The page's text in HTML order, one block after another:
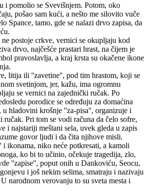
i pomolio se Svevišnjem. Potom, oko
pošao sam kući, a nešto me silovito vuče
Spance, tamo, gde se nalazi drvo zapisa, da
postoje crkve, vernici se okupljaju kod
drvo, najčešće prastari hrast, na čijem je
pravoslavlja, a kraj krsta su okačene ikone
litija ili ''zavetine'', pod tim hrastom, koji se
svetinjom, jer, kažu, ima ogromnu
se vernici na zajednički ručak. Po
porodice se određuju za domaćina
u hladovini krošnje ''za-pisa'', organizuje i
ručak. Pri tom se vodi računa da čelo sofre,
i najstariji meštani sela, uvek gleda u zapis
govor ljudi i da čita njihove misli.
ikonama, niko neće potkresati, a kamoli
ko bi to učinio, očekuje tragedija, zlo,
''zapise'', poput onih u Dankoviću, Seocu,
i još nekim selima, smatraju i nazivaju
narodnom verovanju to su sveta mesta i